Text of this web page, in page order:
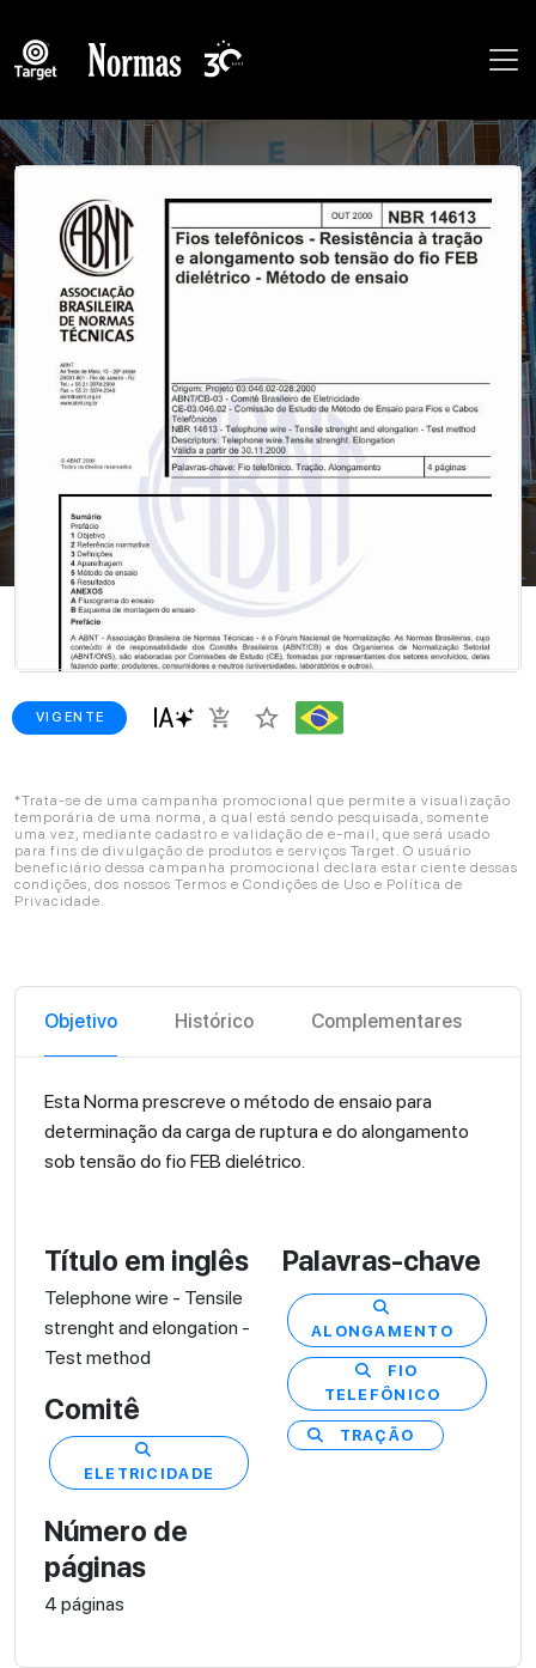
VIGENTE add_shopping_cart star_border
*Trata-se de uma campanha promocional que permite a visualização
temporária de uma norma, a qual está sendo pesquisada, somente
uma vez, mediante cadastro e validação de e-mail, que será usado
para fins de divulgação de produtos e serviços Target. O usuário
beneficiário dessa campanha promocional declara estar ciente dessas
condições, dos nossos Termos e Condições de Uso e Política de
Privacidade.
Objetivo Histórico Complementares
Esta Norma prescreve o método de ensaio para
determinação da carga de ruptura e do alongamento
sob tensão do fio FEB dielétrico.
Título em inglês
Telephone wire - Tensile
strenght and elongation -
Test method
Comitê
ELETRICIDADE
Número de
páginas
4 páginas
Palavras-chave
ALONGAMENTO
FIO
TELEFÔNICO
TRAÇÃO